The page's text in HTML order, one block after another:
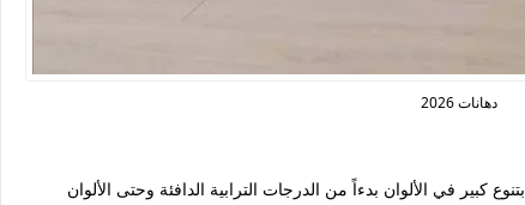
دهانات 2026
تتميز دهانات الحوائط لعام 2026 بتنوع كبير في الألوان بدءاً من الدرجات الترابية الدافئة وحتى الألوان